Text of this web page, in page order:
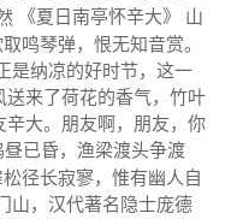
《夏日南亭怀辛大》 山
鸣琴弹，恨无知音赏。
是纳凉的好时节，这一
来了荷花的香气，竹叶
辛大。朋友啊，朋友，你
已昏，渔梁渡头争渡
径长寂寥，惟有幽人自
山，汉代著名隐士庞德